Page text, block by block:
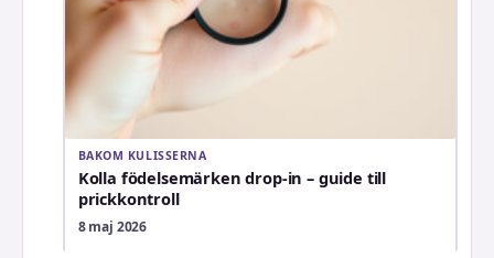
BAKOM KULISSERNA
Kolla födelsemärken drop-in – guide till
prickkontroll
8 maj 2026